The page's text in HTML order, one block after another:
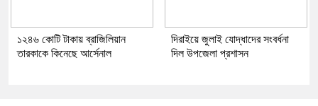
১২৪৬ কোটি টাকায় ব্রাজিলিয়ান
তারকাকে কিনেছে আর্সেনাল
দিরাইয়ে জুলাই যোদ্ধাদের সংবর্ধনা
দিল উপজেলা প্রশাসন